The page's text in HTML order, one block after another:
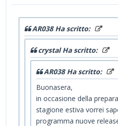
AR038 Ha scritto:
crystal Ha scritto:
AR038 Ha scritto:
Buonasera,
in occasione della
stagione estiva vorrei
programma nuove